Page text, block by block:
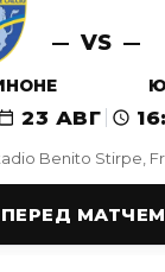
Benito Stirpe,
VS
23 АВГ
ПЕРЕД МАТЧЕМ